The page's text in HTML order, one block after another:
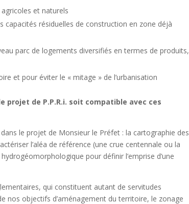
et naturels
capacités résiduelles de construction en zone déjà
parc de logements diversifiés en termes de produits,
et pour éviter le « mitage » de l’urbanisation
projet de P.P.R.i. soit compatible avec ces
le projet de Monsieur le Préfet : la cartographie des
l’aléa de référence (une crue centennale ou la
pour définir l’emprise d’une
qui constituent autant de servitudes
nos objectifs d’aménagement du territoire, le zonage